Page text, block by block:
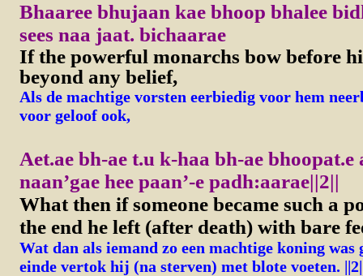
Bhaaree bhujaan kae bhoop bhalee
sees naa jaat. bichaarae
If the powerful monarchs bow before
beyond any belief,
Als de machtige vorsten eerbiedig voor hem
voor geloof ook,
Aet.ae bh-ae t.u k-haa bh-ae bhoopat.e
naan’gae hee paan’-e padh:aarae||2||
What then if someone became such a
the end he left (after death) with bare
Wat dan als iemand zo een machtige koning was
einde vertok hij (na sterven) met blote voeten.